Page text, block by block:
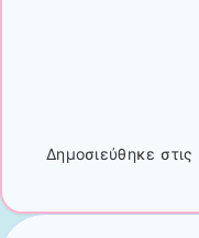
Δημοσιεύθηκε στις